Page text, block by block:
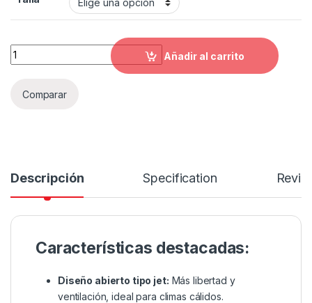
Casco Abierto ICH 102 next side quantity
Añadir al carrito
Comparar
Descripción Specification
Características destacadas:
Diseño abierto tipo jet: Más libertad y
ventilación, ideal para climas cálidos.